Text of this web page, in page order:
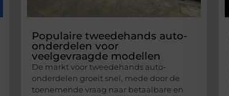
Populaire tweedehands auto-
onderdelen voor
veelgevraagde modellen
De markt voor tweedehands auto-
onderdelen groeit snel, mede door de
toenemende vraag naar betaalbare en